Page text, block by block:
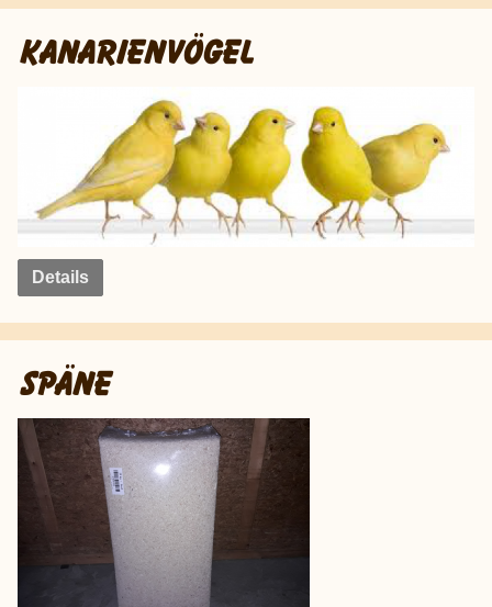
KANARIENVÖGEL
Details
SPÄNE